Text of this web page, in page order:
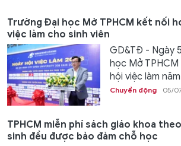
Trường Đại học Mở TPHCM kết nối
việc làm cho sinh viên
GD&TĐ - Ngày
học Mở
hội việc làm
Chuyển động 05/
TPHCM miễn phí sách giáo khoa
sinh đều được bảo đảm chỗ học